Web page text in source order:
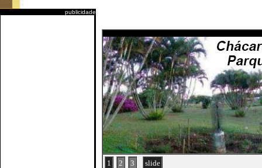
publicidade
1 2 3 slide